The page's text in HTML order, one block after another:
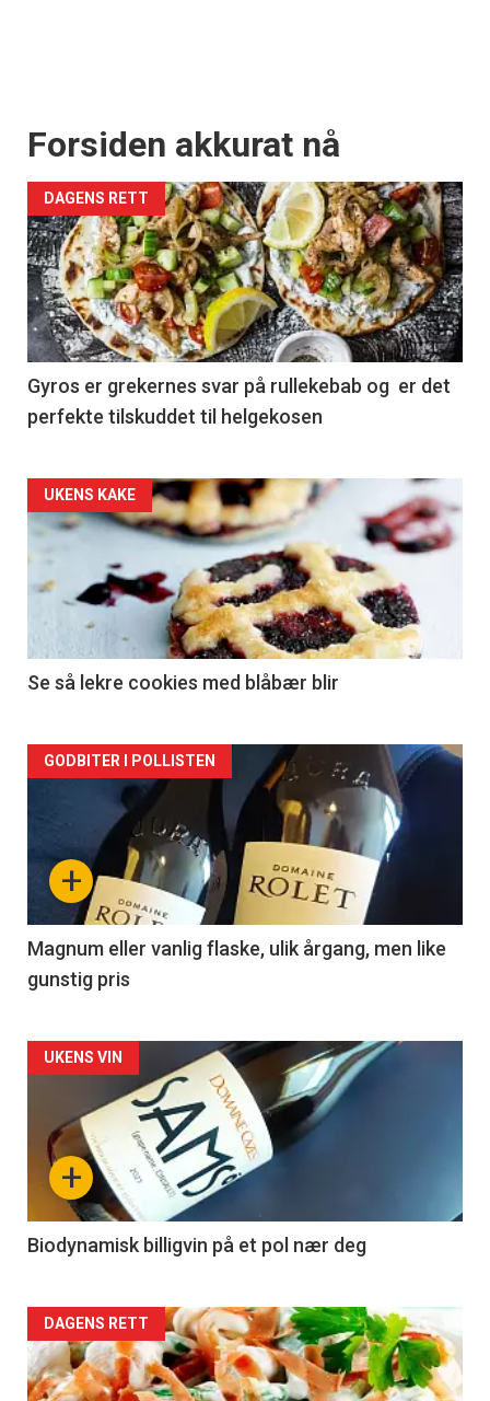
Forsiden akkurat nå
DAGENS RETT
Gyros er grekernes svar på rullekebab og er det
perfekte tilskuddet til helgekosen
Forsiden
akkurat
nå
2
UKENS KAKE
Se så lekre cookies med blåbær blir
Forsiden
akkurat
nå
3
+
GODBITER I POLLISTEN
Magnum eller vanlig flaske, ulik årgang, men like
gunstig pris
Forsiden
akkurat
nå
4
+
UKENS VIN
Biodynamisk billigvin på et pol nær deg
Forsiden
akkurat
DAGENS RETT